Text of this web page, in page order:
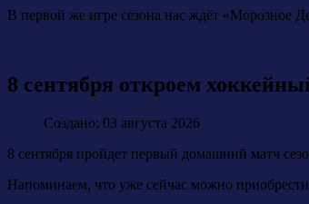
В первой же игре сезона нас ждёт «Морозное
8 сентября откроем
Создано: 03 августа 2026
8 сентября пройдет первый домашний матч
Напоминаем, что уже сейчас можно